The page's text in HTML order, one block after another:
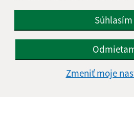
Súhlasím
Zmeniť moje